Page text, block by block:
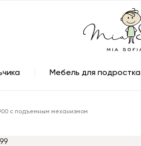
Мебель для подростка
с подъемным механизмом